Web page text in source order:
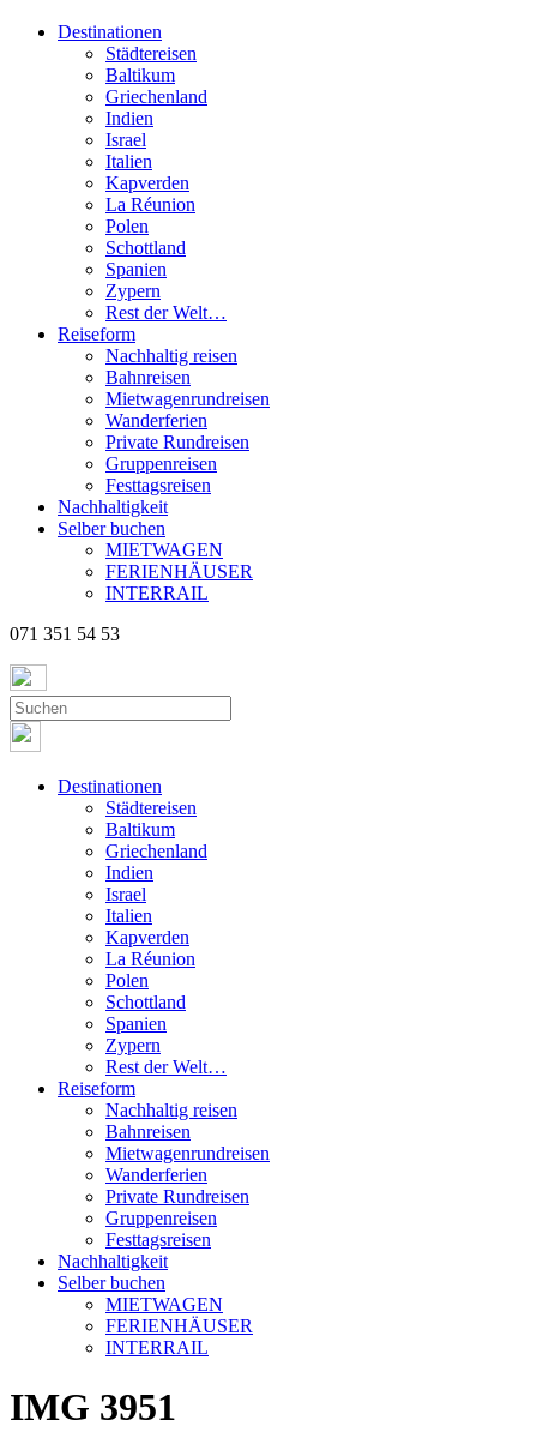
Destinationen
Städtereisen
Baltikum
Griechenland
Indien
Israel
Italien
Kapverden
La Réunion
Polen
Schottland
Spanien
Zypern
Rest der Welt…
Reiseform
Nachhaltig reisen
Bahnreisen
Mietwagenrundreisen
Wanderferien
Private Rundreisen
Gruppenreisen
Festtagsreisen
Nachhaltigkeit
Selber buchen
MIETWAGEN
FERIENHÄUSER
INTERRAIL
071 351 54 53
Destinationen
Städtereisen
Baltikum
Griechenland
Indien
Israel
Italien
Kapverden
La Réunion
Polen
Schottland
Spanien
Zypern
Rest der Welt…
Reiseform
Nachhaltig reisen
Bahnreisen
Mietwagenrundreisen
Wanderferien
Private Rundreisen
Gruppenreisen
Festtagsreisen
Nachhaltigkeit
Selber buchen
MIETWAGEN
FERIENHÄUSER
INTERRAIL
IMG 3951